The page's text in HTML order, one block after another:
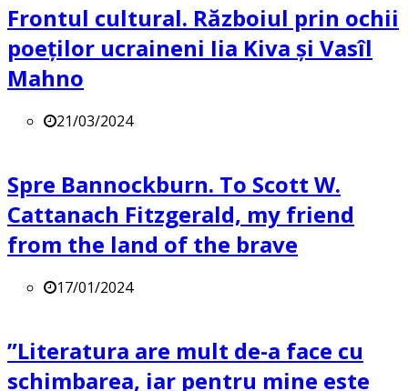
Frontul cultural. Războiul prin ochii
poeților ucraineni Iia Kiva și Vasîl
Mahno
21/03/2024
Spre Bannockburn. To Scott W.
Cattanach Fitzgerald, my friend
from the land of the brave
17/01/2024
”Literatura are mult de-a face cu
schimbarea, iar pentru mine este